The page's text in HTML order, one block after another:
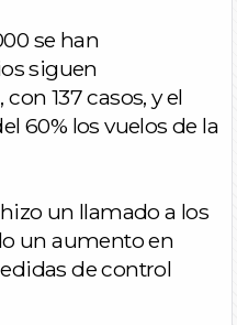
se han
siguen
137 casos, y el
60% los vuelos de la
un llamado a los
un aumento en
de control